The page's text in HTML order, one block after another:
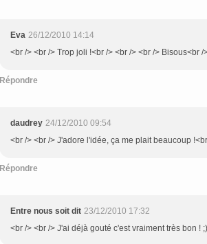
Eva 26/12/2010 14:14
<br /> <br /> Trop joli !<br /> <br /> <br /> Bisous<br /
Répondre
daudrey 24/12/2010 09:54
<br /> <br /> J'adore l'idée, ça me plait beaucoup
Répondre
Entre nous soit dit 23/12/2010 17:32
<br /> <br /> J'ai déjà gouté c'est vraiment très bon !